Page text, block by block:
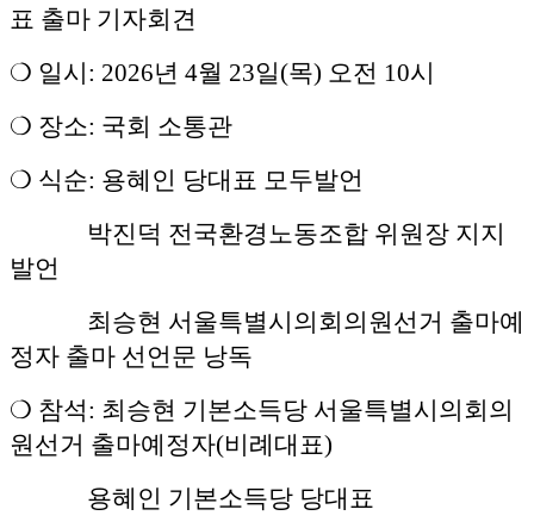
표 출마 기자회견
❍ 일시: 2026년 4월 23일(목) 오전 10시
❍ 장소: 국회 소통관
❍ 식순: 용혜인 당대표 모두발언
박진덕 전국환경노동조합 위원장 지지
발언
최승현 서울특별시의회의원선거 출마예
정자 출마 선언문 낭독
❍ 참석: 최승현 기본소득당 서울특별시의회의
원선거 출마예정자(비례대표)
용혜인 기본소득당 당대표